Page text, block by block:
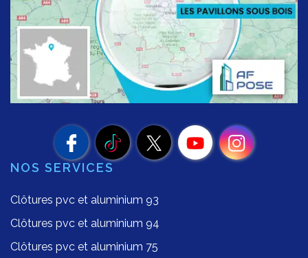
NOS SERVICES
Clôtures pvc et aluminium 93
Clôtures pvc et aluminium 94
Clôtures pvc et aluminium 75